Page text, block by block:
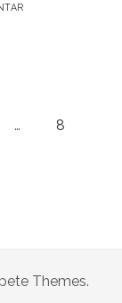
…
8
Themes.